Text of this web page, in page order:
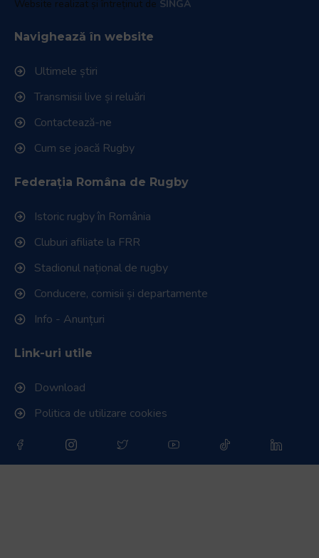
Website realizat și întreținut de SINGA
Navighează în website
Ultimele știri
Transmisii live și reluări
Contactează-ne
Cum se joacă Rugby
Federația Româna de Rugby
Istoric rugby în România
Cluburi afiliate la FRR
Stadionul național de rugby
Conducere, comisii și departamente
Info - Anunțuri
Link-uri utile
Download
Politica de utilizare cookies